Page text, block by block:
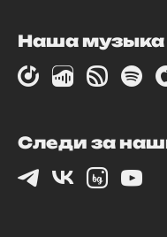
Наша музыка
Следи за